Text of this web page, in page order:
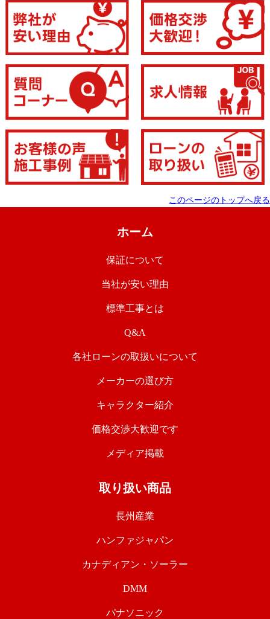
このページのトップへ戻る
ホーム
保証について
当社が安い理由
標準工事とは
Q&A
各社ローンの取扱いについて
メーカーの選び方
キャラクター紹介
価格交渉大歓迎です
メディア掲載
取り扱い商品
長州産業
ハンファジャパン
カナディアン・ソーラー
DMM
パナソニック